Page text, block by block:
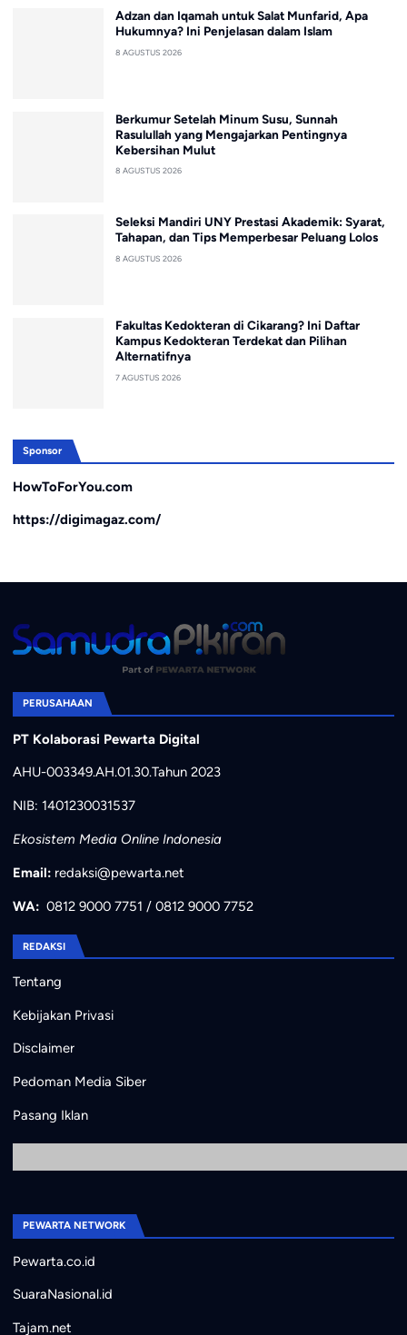
Adzan dan Iqamah untuk Salat Munfarid, Apa
Hukumnya? Ini Penjelasan dalam Islam
8 AGUSTUS 2026
Berkumur Setelah Minum Susu, Sunnah
Rasulullah yang Mengajarkan Pentingnya
Kebersihan Mulut
8 AGUSTUS 2026
Seleksi Mandiri UNY Prestasi Akademik: Syarat,
Tahapan, dan Tips Memperbesar Peluang Lolos
8 AGUSTUS 2026
Fakultas Kedokteran di Cikarang? Ini Daftar
Kampus Kedokteran Terdekat dan Pilihan
Alternatifnya
7 AGUSTUS 2026
Sponsor
HowToForYou.com
https://digimagaz.com/
PERUSAHAAN
PT Kolaborasi Pewarta Digital
AHU-003349.AH.01.30.Tahun 2023
NIB: 1401230031537
Ekosistem Media Online Indonesia
Email: redaksi@pewarta.net
WA: 0812 9000 7751 / 0812 9000 7752
REDAKSI
Tentang
Kebijakan Privasi
Disclaimer
Pedoman Media Siber
Pasang Iklan
PEWARTA NETWORK
Pewarta.co.id
SuaraNasional.id
Tajam.net